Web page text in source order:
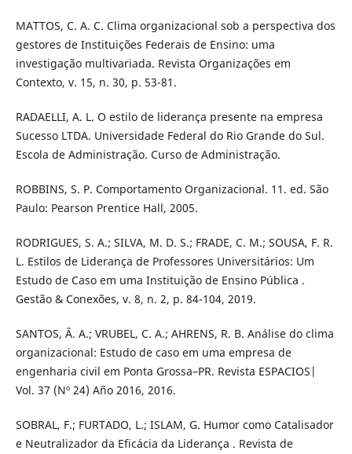
MATTOS, C. A. C. Clima organizacional sob a perspectiva dos
gestores de Instituições Federais de Ensino: uma
investigação multivariada. Revista Organizações em
Contexto, v. 15, n. 30, p. 53-81.
RADAELLI, A. L. O estilo de liderança presente na empresa
Sucesso LTDA. Universidade Federal do Rio Grande do Sul.
Escola de Administração. Curso de Administração.
ROBBINS, S. P. Comportamento Organizacional. 11. ed. São
Paulo: Pearson Prentice Hall, 2005.
RODRIGUES, S. A.; SILVA, M. D. S.; FRADE, C. M.; SOUSA, F. R.
L. Estilos de Liderança de Professores Universitários: Um
Estudo de Caso em uma Instituição de Ensino Pública .
Gestão & Conexões, v. 8, n. 2, p. 84-104, 2019.
SANTOS, Â. A.; VRUBEL, C. A.; AHRENS, R. B. Análise do clima
organizacional: Estudo de caso em uma empresa de
engenharia civil em Ponta Grossa–PR. Revista ESPACIOS|
Vol. 37 (Nº 24) Año 2016, 2016.
SOBRAL, F.; FURTADO, L.; ISLAM, G. Humor como Catalisador
e Neutralizador da Eficácia da Liderança . Revista de